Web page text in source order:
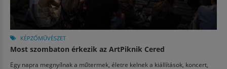
KÉPZŐMŰVÉSZET
Most szombaton érkezik az ArtPiknik Cered
Egy napra megnyílnak a műtermek, életre kelnek a kiállítások, koncert,